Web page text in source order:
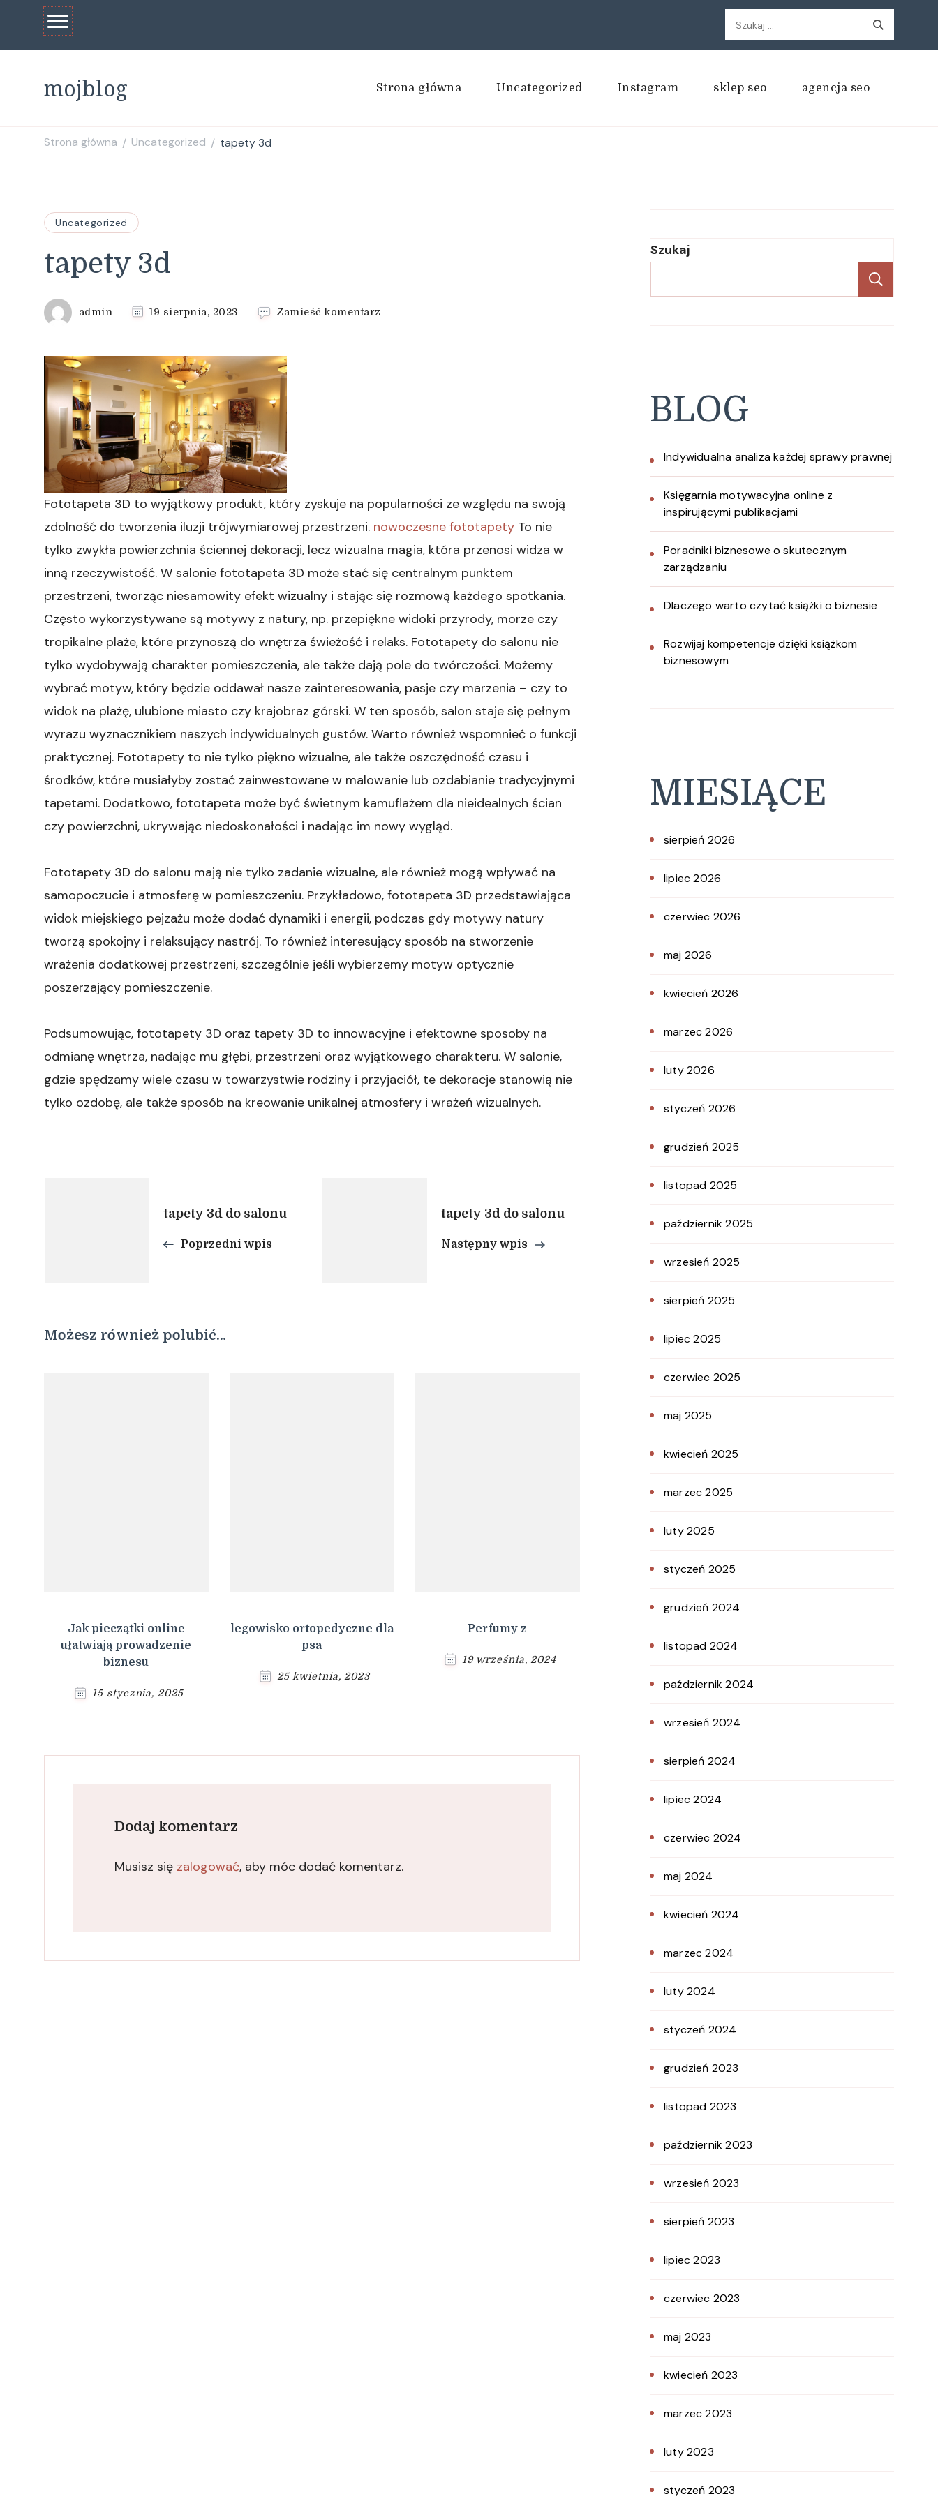
Szukaj:
mojblog Strona główna Uncategorized Instagram sklep seo agencja seo
Strona główna / Uncategorized / tapety 3d
Uncategorized
tapety 3d
admin 19 sierpnia, 2023 Zamieść komentarz
Fototapeta 3D to wyjątkowy produkt, który zyskuje na popularności ze względu na swoją
zdolność do tworzenia iluzji trójwymiarowej przestrzeni. nowoczesne fototapety To nie
tylko zwykła powierzchnia ściennej dekoracji, lecz wizualna magia, która przenosi widza w
inną rzeczywistość. W salonie fototapeta 3D może stać się centralnym punktem
przestrzeni, tworząc niesamowity efekt wizualny i stając się rozmową każdego spotkania.
Często wykorzystywane są motywy z natury, np. przepiękne widoki przyrody, morze czy
tropikalne plaże, które przynoszą do wnętrza świeżość i relaks. Fototapety do salonu nie
tylko wydobywają charakter pomieszczenia, ale także dają pole do twórczości. Możemy
wybrać motyw, który będzie oddawał nasze zainteresowania, pasje czy marzenia – czy to
widok na plażę, ulubione miasto czy krajobraz górski. W ten sposób, salon staje się pełnym
wyrazu wyznacznikiem naszych indywidualnych gustów. Warto również wspomnieć o funkcji
praktycznej. Fototapety to nie tylko piękno wizualne, ale także oszczędność czasu i
środków, które musiałyby zostać zainwestowane w malowanie lub ozdabianie tradycyjnymi
tapetami. Dodatkowo, fototapeta może być świetnym kamuflażem dla nieidealnych ścian
czy powierzchni, ukrywając niedoskonałości i nadając im nowy wygląd.
Fototapety 3D do salonu mają nie tylko zadanie wizualne, ale również mogą wpływać na
samopoczucie i atmosferę w pomieszczeniu. Przykładowo, fototapeta 3D przedstawiająca
widok miejskiego pejzażu może dodać dynamiki i energii, podczas gdy motywy natury
tworzą spokojny i relaksujący nastrój. To również interesujący sposób na stworzenie
wrażenia dodatkowej przestrzeni, szczególnie jeśli wybierzemy motyw optycznie
poszerzający pomieszczenie.
Podsumowując, fototapety 3D oraz tapety 3D to innowacyjne i efektowne sposoby na
odmianę wnętrza, nadając mu głębi, przestrzeni oraz wyjątkowego charakteru. W salonie,
gdzie spędzamy wiele czasu w towarzystwie rodziny i przyjaciół, te dekoracje stanowią nie
tylko ozdobę, ale także sposób na kreowanie unikalnej atmosfery i wrażeń wizualnych.
Nawigacjatapety 3d do salonu
Poprzedni wpis
tapety 3d do salonu
Następny wpis
Możesz również polubić…
Jak pieczątki online
ułatwiają prowadzenie
biznesu
15 stycznia, 2025
legowisko ortopedyczne dla
psa
25 kwietnia, 2023
Perfumy z
19 września, 2024
Dodaj komentarz
Musisz się zalogować, aby móc dodać komentarz.
Szukaj
BLOG
Indywidualna analiza każdej sprawy prawnej
Księgarnia motywacyjna online z
inspirującymi publikacjami
Poradniki biznesowe o skutecznym
zarządzaniu
Dlaczego warto czytać książki o biznesie
Rozwijaj kompetencje dzięki książkom
biznesowym
MIESIĄCE
sierpień 2026
lipiec 2026
czerwiec 2026
maj 2026
kwiecień 2026
marzec 2026
luty 2026
styczeń 2026
grudzień 2025
listopad 2025
październik 2025
wrzesień 2025
sierpień 2025
lipiec 2025
czerwiec 2025
maj 2025
kwiecień 2025
marzec 2025
luty 2025
styczeń 2025
grudzień 2024
listopad 2024
październik 2024
wrzesień 2024
sierpień 2024
lipiec 2024
czerwiec 2024
maj 2024
kwiecień 2024
marzec 2024
luty 2024
styczeń 2024
grudzień 2023
listopad 2023
październik 2023
wrzesień 2023
sierpień 2023
lipiec 2023
czerwiec 2023
maj 2023
kwiecień 2023
marzec 2023
luty 2023
styczeń 2023